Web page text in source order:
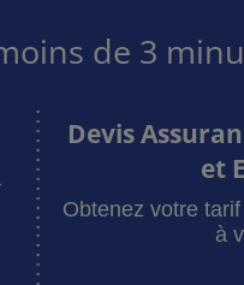
de 3
Devis
et
Obtenez votre
à